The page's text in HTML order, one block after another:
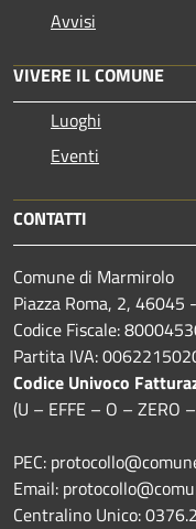
Avvisi
VIVERE IL COMUNE
Luoghi
Eventi
CONTATTI
Comune di Marmirolo
Piazza Roma, 2, 46045
Codice Fiscale:
Partita IVA:
Codice Univoco
(U – EFFE – O – ZERO
PEC:
Email:
Centralino Unico: